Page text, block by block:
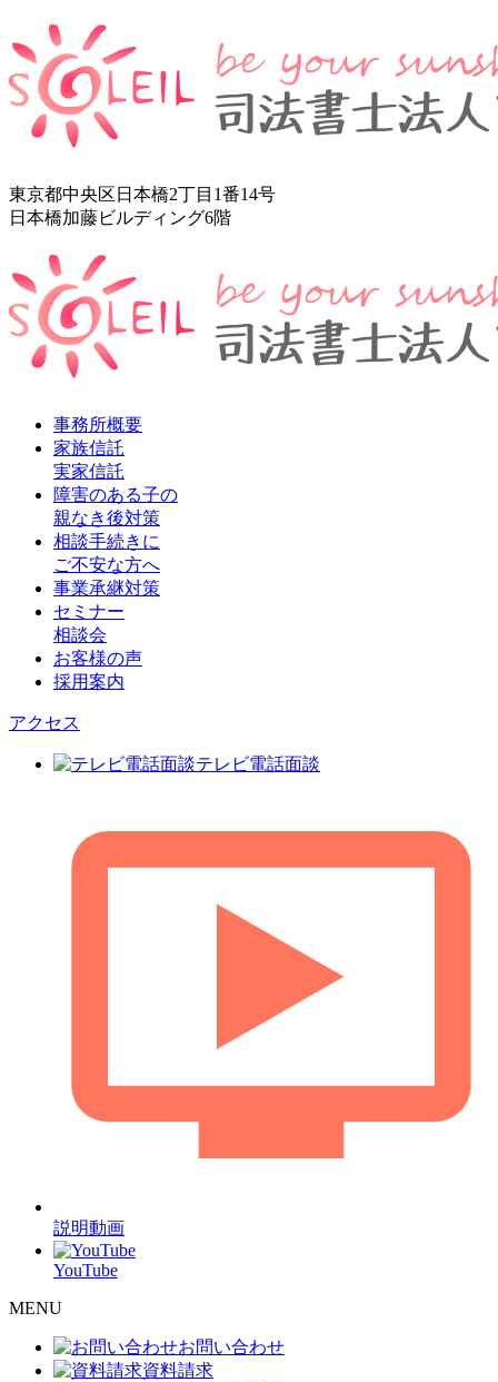
東京都中央区日本橋2丁目1番14号
日本橋加藤ビルディング6階
事務所概要
家族信託
実家信託
障害のある子の
親なき後対策
相談手続きに
ご不安な方へ
事業承継対策
セミナー
相談会
お客様の声
採用案内
アクセス
テレビ電話面談
説明動画
YouTube
MENU
お問い合わせ
資料請求